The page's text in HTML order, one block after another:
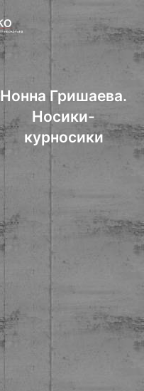
Нонна Гришаева.
Носики-
курносики